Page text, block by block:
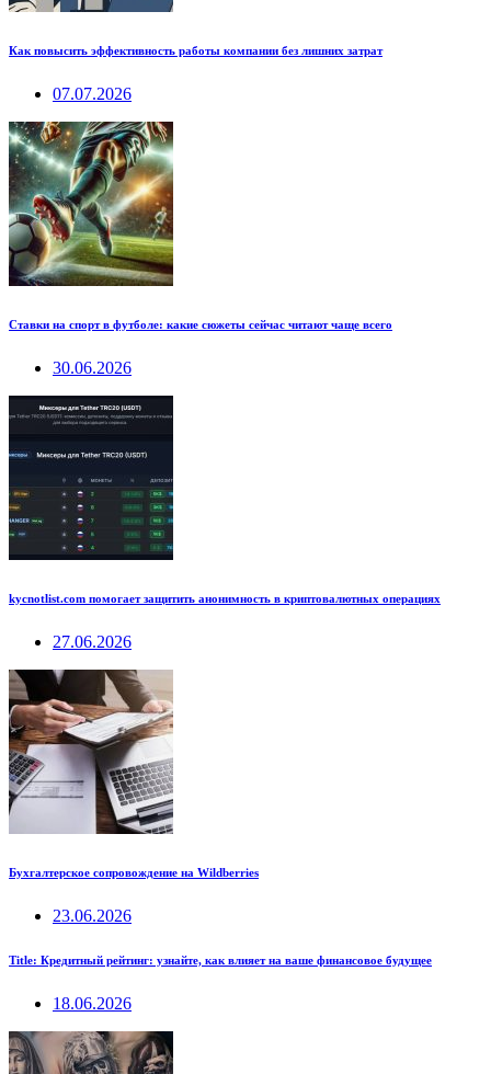
Как повысить эффективность работы компании без лишних затрат
07.07.2026
Ставки на спорт в футболе: какие сюжеты сейчас читают чаще всего
30.06.2026
kycnotlist.com помогает защитить анонимность в криптовалютных операциях
27.06.2026
Бухгалтерское сопровождение на Wildberries
23.06.2026
Title: Кредитный рейтинг: узнайте, как влияет на ваше финансовое будущее
18.06.2026